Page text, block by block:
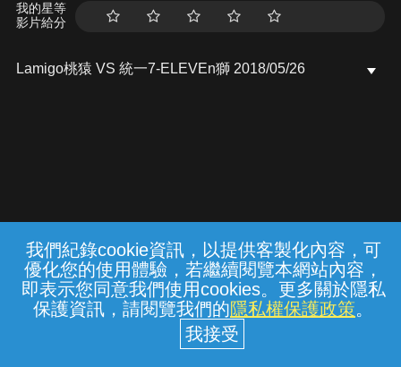
我們紀錄cookie資訊，以提供客製化內容，可
優化您的使用體驗，若繼續閱覽本網站內容，
即表示您同意我們使用cookies。更多關於隱私
保護資訊，請閱覽我們的隱私權保護政策。
我的星等
影片給分
Lamigo桃猿 VS 統一7-ELEVEn獅 2018/05/26
常見問題 線上客服 服務條款 隱私權保護
中華電信股份有限公司個人家庭分公司
(統一編號：96979949) © 2026
{{notifyMsg}}